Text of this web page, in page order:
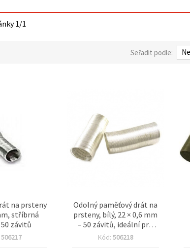
1/1
Seřadit podle:
na prsteny
stříbrná
závitů
506217
Odolný paměťový drát na
prsteny, bílý, 22 × 0,6 mm
– 50 závitů, ideální pro
ruční výrobu šperků a
Kód: 506218